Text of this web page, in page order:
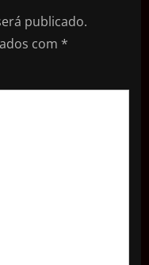
publicado.
com *